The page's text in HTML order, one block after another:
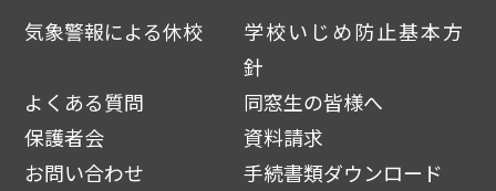
気象警報による休校
学校いじめ防止基本方
針
よくある質問
同窓生の皆様へ
保護者会
資料請求
お問い合わせ
手続書類ダウンロード